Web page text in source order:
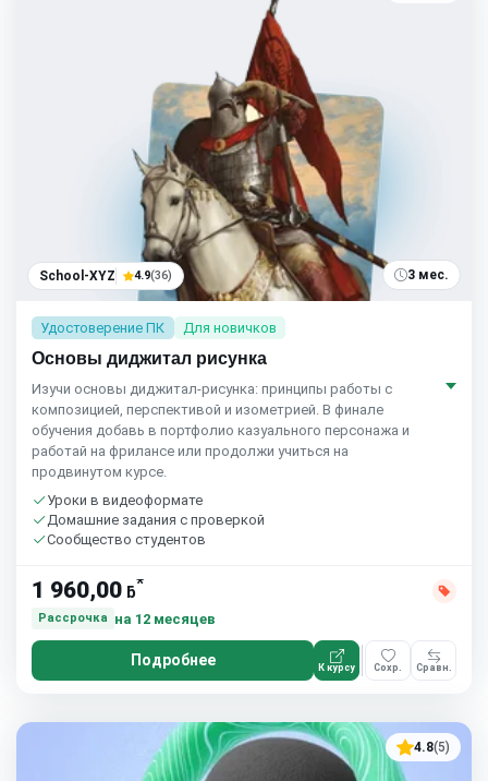
School-XYZ 4.9(36) 3 мес.
Удостоверение ПК Для новичков
Основы диджитал рисунка
Изучи основы диджитал-рисунка: принципы работы с
композицией, перспективой и изометрией. В финале
обучения добавь в портфолио казуального персонажа и
работай на фрилансе или продолжи учиться на
продвинутом курсе.
Уроки в видеоформате
Домашние задания с проверкой
Сообщество студентов
1 960,00 ƃ*
Рассрочка на 12 месяцев
Подробнее К курсу Сохр. Сравн.
4.8(5)